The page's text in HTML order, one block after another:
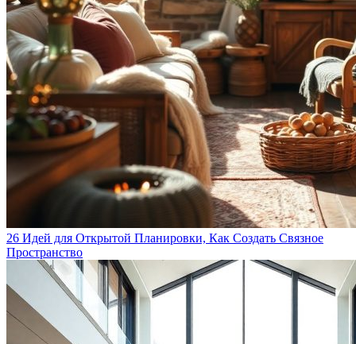
26 Идей для Открытой Планировки, Как Создать Связное
Пространство